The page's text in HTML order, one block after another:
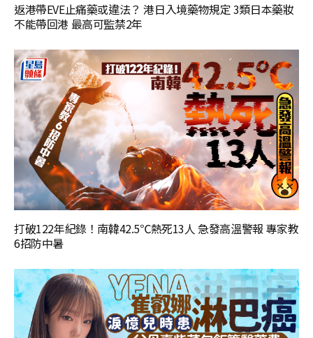
返港帶EVE止痛藥或違法？ 港日入境藥物規定 3類日本藥妝
不能帶回港 最高可監禁2年
打破122年紀錄！南韓42.5℃熱死13人 急發高溫警報 專家教
6招防中暑